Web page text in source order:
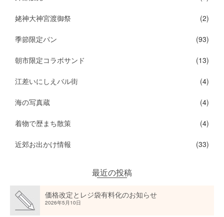
姥神大神宮渡御祭 (2)
季節限定パン (93)
朝市限定コラボサンド (13)
江差いにしえバル街 (4)
海の写真蔵 (4)
着物で歴まち散策 (4)
近郊お出かけ情報 (33)
最近の投稿
価格改定とレジ袋有料化のお知らせ
2026年5月10日